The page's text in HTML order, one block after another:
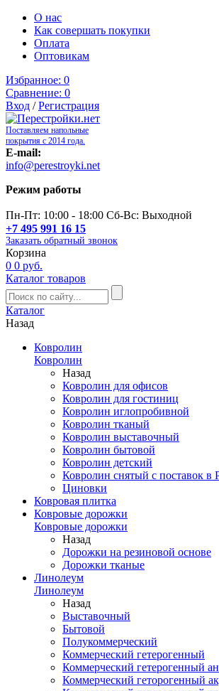
О нас
Как совершать покупки
Оплата
Оптовикам
Избранное: 0
Сравнение: 0
Вход /Регистрация
Поставляем напольные
покрытия с 2014 года.
E-mail:
info@perestroyki.net
Режим работы
Пн-Пт: 10:00 - 18:00 Сб-Вс: Выходной
+7 495 991 16 15
Заказать обратный звонок
Корзина
0 0 руб.
Каталог товаров
Каталог
Назад
Ковролин
Ковролин
Назад
Ковролин для офисов
Ковролин для гостиниц
Ковролин иглопробивной
Ковролин тканый
Ковролин выставочный
Ковролин бытовой
Ковролин детский
Ковролин снятый с поставок в
Циновки
Ковровая плитка
Ковровые дорожки
Ковровые дорожки
Назад
Дорожки на резиновой основе
Дорожки тканые
Линолеум
Линолеум
Назад
Выставочный
Бытовой
Полукоммерческий
Коммерческий гетерогенный
Коммерческий гетерогенный
Коммерческий геторогенный